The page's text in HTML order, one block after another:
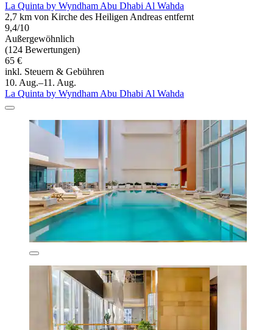
La Quinta by Wyndham Abu Dhabi Al Wahda
2,7 km von Kirche des Heiligen Andreas entfernt
9,4/10
Außergewöhnlich
(124 Bewertungen)
65 €
inkl. Steuern & Gebühren
10. Aug.–11. Aug.
La Quinta by Wyndham Abu Dhabi Al Wahda